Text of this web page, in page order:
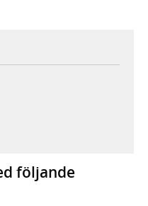
extern webbplats,
webbplats,
extern webbplats,
följande